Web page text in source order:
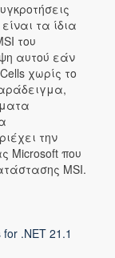
τα ίδια
του
αυτού εάν
χωρίς το
την
Microsoft που
MSI.
.NET 21.1